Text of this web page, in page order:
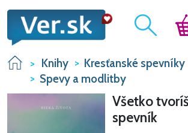
Knihy
Kresťanské spevníky
Spevy a modlitby
Všetko
spevník